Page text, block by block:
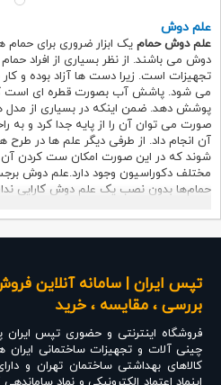
علم دوش
علم دوش حمام یک ابزار ضروری برای
دوش می باشند. از نظر بسیاری از افراد
تجهیزات است. زیرا دست ها آزاد بوده و
می شود. پاشش آب بصورت قطره ای است که
پوشش دهد. ضمن اینکه در بسیاری از
صورت می توان آن را از پایه جدا کرد و
آن انجام داد. از طرفی دیگر علم ها در
شوند که در این صورت امکان ست کردن
مختلف دکوراسیون وجود دارد.علم دوش
حمام‌ها بدون نصب یک علم دوش کارایی
جریان آب نرم و روان که تمام بدن شما
آزارتان نشود را بر هر چیز دیگری در
از یک دوش آب گرم پس از روز کاری سخت
حمام انتخاب نمایید.
یک علم دوش خوب قادر است:
شستشوی بدن شما را ساده‌تر کند.
حس آرامش در هنگام حمام گرفتن را منتقل
از پاشیدن آب به اطراف حمام جلوگیری کند.
تپس ایران | سامانه آنلاین
بررسی ، مقایسه ، خرید
فروشگاه اینترنتی و حضوری تپس ایران
چینی آلات و تجهیزات ساختمانی
کالاهای بهداشتی ساختمان تهران و